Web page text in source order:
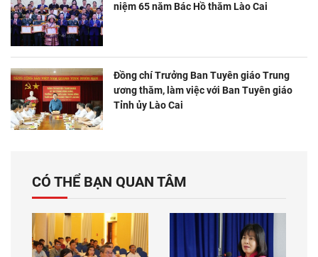
niệm 65 năm Bác Hồ thăm Lào Cai
Đồng chí Trưởng Ban Tuyên giáo Trung
ương thăm, làm việc với Ban Tuyên giáo
Tỉnh ủy Lào Cai
CÓ THỂ BẠN QUAN TÂM